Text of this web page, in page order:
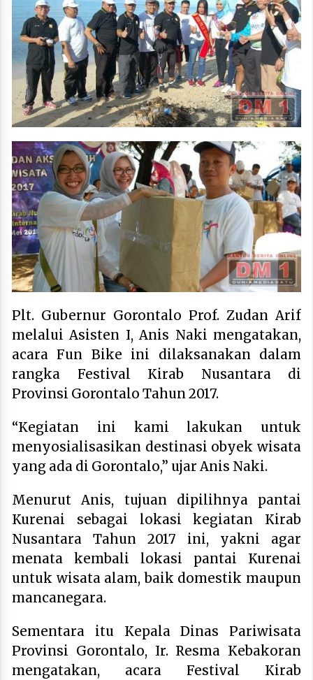
Plt. Gubernur Gorontalo Prof. Zudan Arif
melalui Asisten I, Anis Naki mengatakan,
acara Fun Bike ini dilaksanakan dalam
rangka Festival Kirab Nusantara di
Provinsi Gorontalo Tahun 2017.
“Kegiatan ini kami lakukan untuk
menyosialisasikan destinasi obyek wisata
yang ada di Gorontalo,” ujar Anis Naki.
Menurut Anis, tujuan dipilihnya pantai
Kurenai sebagai lokasi kegiatan Kirab
Nusantara Tahun 2017 ini, yakni agar
menata kembali lokasi pantai Kurenai
untuk wisata alam, baik domestik maupun
mancanegara.
Sementara itu Kepala Dinas Pariwisata
Provinsi Gorontalo, Ir. Resma Kebakoran
mengatakan, acara Festival Kirab